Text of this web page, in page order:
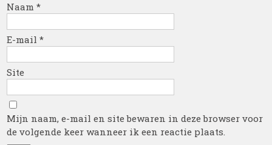
Naam*
E-mail*
Site
Mijn naam, e-mail en site bewaren in deze browser voor
de volgende keer wanneer ik een reactie plaats.